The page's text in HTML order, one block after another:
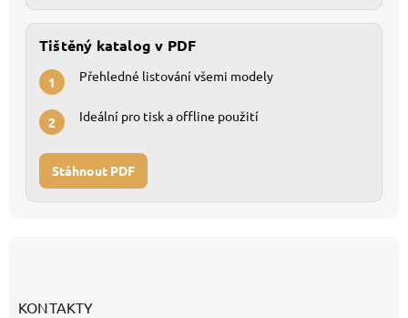
Tištěný katalog v PDF
1 Přehledné listování všemi modely
2 Ideální pro tisk a offline použití
Stáhnout PDF
KONTAKTY